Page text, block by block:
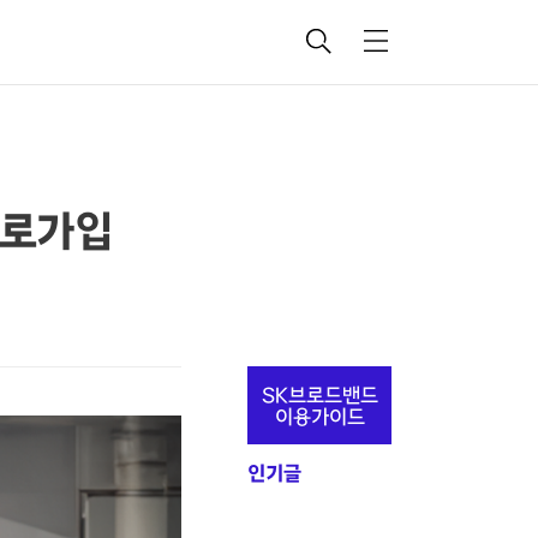
검
메
가입
추
정
보
SK브로드밴드
이용가이드
인기글